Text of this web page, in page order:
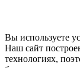
Вы используете
Наш сайт
технологиях,